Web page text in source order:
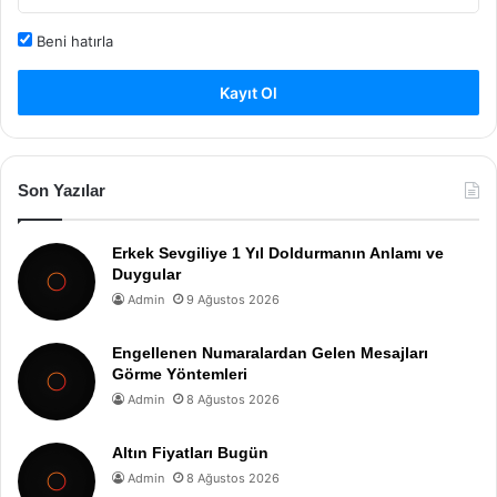
Beni hatırla
Kayıt Ol
Son Yazılar
Erkek Sevgiliye 1 Yıl Doldurmanın Anlamı ve
Duygular
Admin 9 Ağustos 2026
Engellenen Numaralardan Gelen Mesajları
Görme Yöntemleri
Admin 8 Ağustos 2026
Altın Fiyatları Bugün
Admin 8 Ağustos 2026